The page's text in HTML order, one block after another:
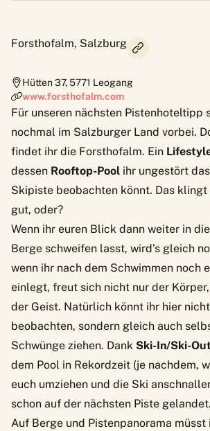
Forsthofalm, Salzburg
Hütten 37,5771 Leogang
www.forsthofalm.com
Für unseren nächsten Pistenhoteltipp
nochmal im Salzburger Land vorbei.
findet ihr die Forsthofalm. Ein
dessen Rooftop-Pool ihr ungestört
Skipiste beobachten könnt. Das klingt
gut, oder?
Wenn ihr euren Blick dann weiter in
Berge schweifen lasst, wird’s gleich
wenn ihr nach dem Schwimmen noch
einlegt, freut sich nicht nur der
der Geist. Natürlich könnt ihr hier
beobachten, sondern gleich auch
Schwünge ziehen. Dank Ski-In/Ski-Out
dem Pool in Rekordzeit (je nachdem,
euch umziehen und die Ski
schon auf der nächsten Piste gelandet.
Auf Berge und Pistenpanorama müsst